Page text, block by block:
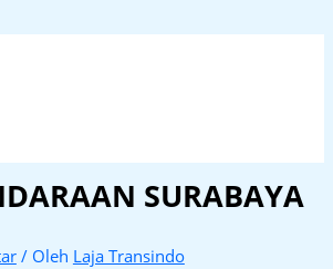
SURABAYA
/ Oleh Laja Transindo